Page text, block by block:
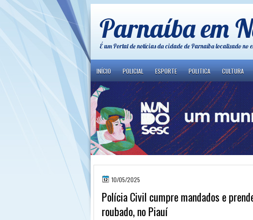
Parnaíba em
É um Portal de notícias da cidade de Parnaíba localizado
INÍCIO POLICIAL ESPORTE POLITICA CULTURA
10/05/2025
Polícia Civil cumpre mandados e
roubado, no Piauí